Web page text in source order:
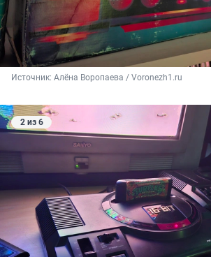
Источник: Алёна Воропаева / Voronezh1.ru
2 из 6